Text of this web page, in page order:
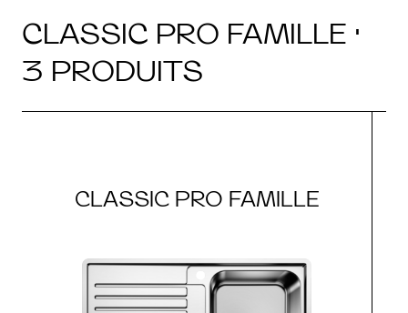
CLASSIC PRO FAMILLE ·
3 PRODUITS
CLASSIC PRO FAMILLE